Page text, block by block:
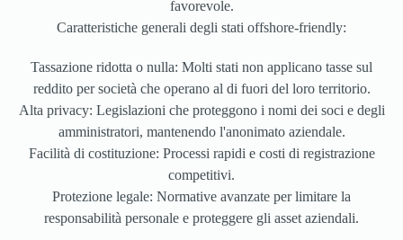
favorevole.
Caratteristiche generali degli stati offshore-friendly:
Tassazione ridotta o nulla: Molti stati non applicano tasse sul
reddito per società che operano al di fuori del loro territorio.
Alta privacy: Legislazioni che proteggono i nomi dei soci e degli
amministratori, mantenendo l'anonimato aziendale.
Facilità di costituzione: Processi rapidi e costi di registrazione
competitivi.
Protezione legale: Normative avanzate per limitare la
responsabilità personale e proteggere gli asset aziendali.